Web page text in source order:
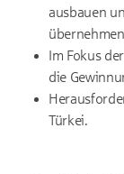
ausbauen
Im Fokus
die
Türkei.